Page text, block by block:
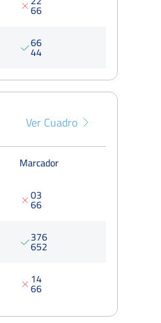
66
6
4
6
4
Ver Cuadro
Marcador
0
6
3
6
3
6
7
5
6
2
1
6
4
6